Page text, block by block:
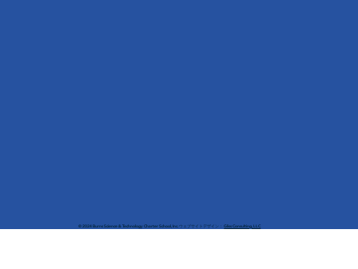
© 2024 Burns Science & Technology Charter School, Inc. ウェブサイトデザイン：Gliss Consulting, LLC